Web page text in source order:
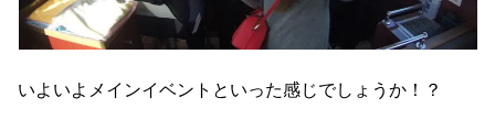
いよいよメインイベントといった感じでしょうか！？